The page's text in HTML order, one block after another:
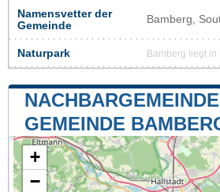
Namensvetter der
Gemeinde
Bamberg,
Naturpark Bamberg liegt
GEMEINDE
+
−